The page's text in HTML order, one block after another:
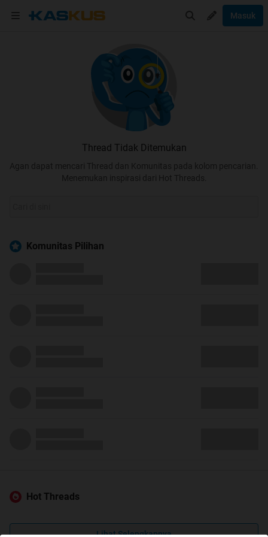
Masuk
Thread Tidak Ditemukan
Agan dapat mencari Thread dan Komunitas pada kolom pencarian.
Menemukan inspirasi dari Hot Threads.
Komunitas Pilihan
Hot Threads
Lihat Selengkapnya